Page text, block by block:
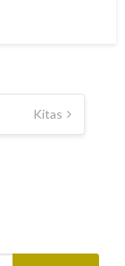
Kitas